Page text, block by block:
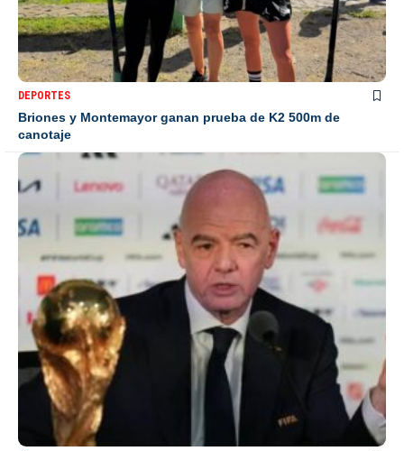
DEPORTES
Briones y Montemayor ganan prueba de K2 500m de
canotaje